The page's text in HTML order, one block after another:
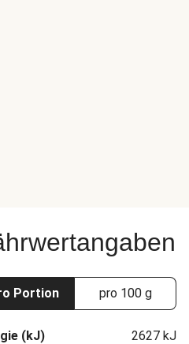
Portion pro 100 g
(kJ) 2627 kJ